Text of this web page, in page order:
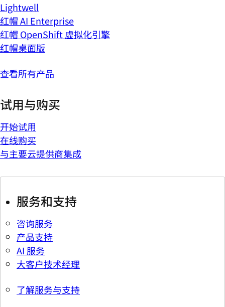
Lightwell
红帽 AI Enterprise
红帽 OpenShift 虚拟化引擎
红帽桌面版
查看所有产品
试用与购买
开始试用
在线购买
与主要云提供商集成
服务和支持
咨询服务
产品支持
AI 服务
大客户技术经理
了解服务与支持